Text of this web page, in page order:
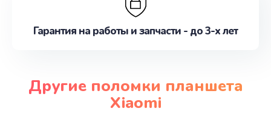
Гарантия на работы и запчасти - до 3-х лет
Другие поломки планшета
Xiaomi